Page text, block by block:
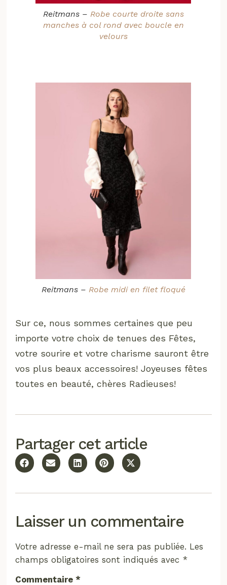
Reitmans – Robe courte droite sans
manches à col rond avec boucle en
velours
Reitmans – Robe midi en filet floqué
Sur ce, nous sommes certaines que peu
importe votre choix de tenues des Fêtes,
votre sourire et votre charisme sauront être
vos plus beaux accessoires! Joyeuses fêtes
toutes en beauté, chères Radieuses!
Partager cet article
Laisser un commentaire
Votre adresse e-mail ne sera pas publiée. Les
champs obligatoires sont indiqués avec *
Commentaire*